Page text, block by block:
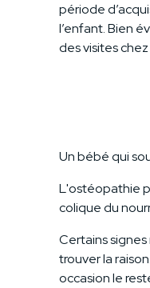
période
l’enfant. Bien
des visites
Un bébé qui
L'ostéopathie
colique du
Certains
trouver la
occasion le